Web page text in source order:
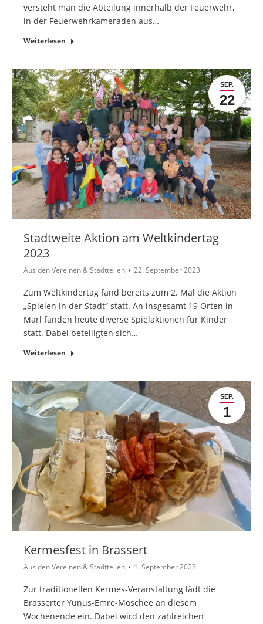
versteht man die Abteilung innerhalb der Feuerwehr,
in der Feuerwehrkameraden aus…
Weiterlesen
SEP.
22
Stadtweite Aktion am Weltkindertag
2023
Aus den Vereinen & Stadtteilen 22. September 2023
Zum Weltkindertag fand bereits zum 2. Mal die Aktion
„Spielen in der Stadt“ statt. An insgesamt 19 Orten in
Marl fanden heute diverse Spielaktionen für Kinder
statt. Dabei beteiligten sich…
Weiterlesen
SEP.
1
Kermesfest in Brassert
Aus den Vereinen & Stadtteilen 1. September 2023
Zur traditionellen Kermes-Veranstaltung lädt die
Brasserter Yunus-Emre-Moschee an diesem
Wochenende ein. Dabei wird den zahlreichen